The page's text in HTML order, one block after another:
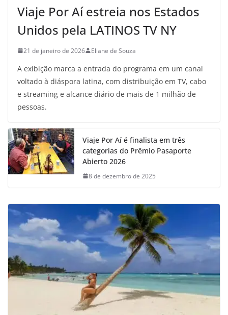
Viaje Por Aí estreia nos Estados
Unidos pela LATINOS TV NY
21 de janeiro de 2026 Eliane de Souza
A exibição marca a entrada do programa em um canal
voltado à diáspora latina, com distribuição em TV, cabo
e streaming e alcance diário de mais de 1 milhão de
pessoas.
Viaje Por Aí é finalista em três
categorias do Prêmio Pasaporte
Abierto 2026
8 de dezembro de 2025